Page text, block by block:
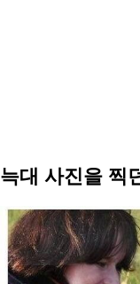
늑대 사진을 찍